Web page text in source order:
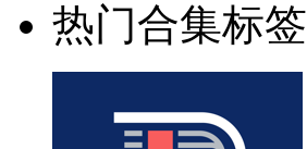
热门合集标签